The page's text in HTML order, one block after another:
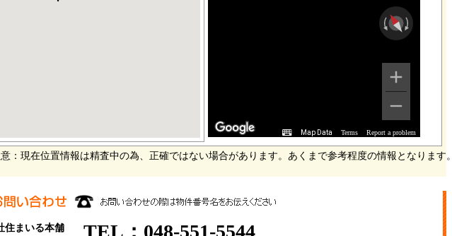
Map Data Terms Report a problem
：現在位置情報は精査中の為、正確ではない場合があります。あくまで参考程度の情報となります。
住まいる本舗
TEL：048-551-5544